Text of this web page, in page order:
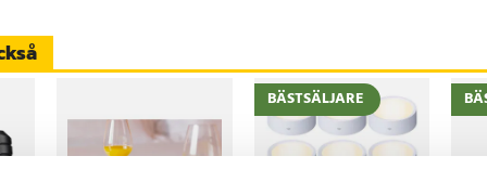
minskar man
kompromissa med prestandan.
kvalitet som originalet och
alternativ.
BÄSTSÄLJARE